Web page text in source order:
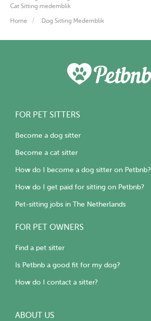
Cat Sitting medemblik
Home Dog Sitting Medemblik
FOR PET SITTERS
Become a dog sitter
Become a cat sitter
How do I become a dog sitter on Petbnb?
How do I get paid for sitting on Petbnb?
Pet-sitting jobs in The Netherlands
FOR PET OWNERS
Find a pet sitter
Is Petbnb a good fit for my dog?
How do I contact a sitter?
ABOUT US